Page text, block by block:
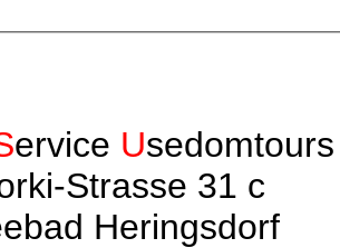
ervice Usedomtours
Strasse 31 c
Heringsdorf